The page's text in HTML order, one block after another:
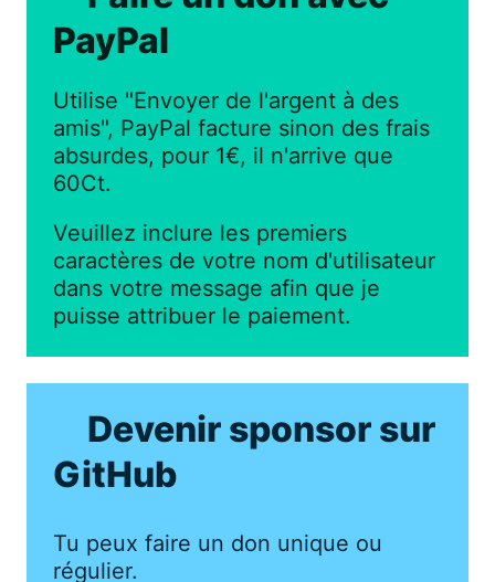
PayPal
Utilise "Envoyer de l'argent à des
amis", PayPal facture sinon des frais
absurdes, pour 1€, il n'arrive que
60Ct.
Veuillez inclure les premiers
caractères de votre nom d'utilisateur
dans votre message afin que je
puisse attribuer le paiement.
Devenir sponsor sur
GitHub
Tu peux faire un don unique ou
régulier.